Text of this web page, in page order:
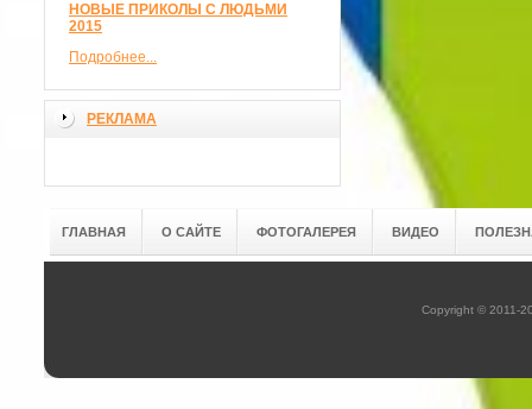
НОВЫЕ ПРИКОЛЫ С ЛЮДЬМИ
2015
Подробнее...
РЕКЛАМА
ГЛАВНАЯ О САЙТЕ ФОТОГАЛЕРЕЯ ВИДЕО
Copyright © 2011-